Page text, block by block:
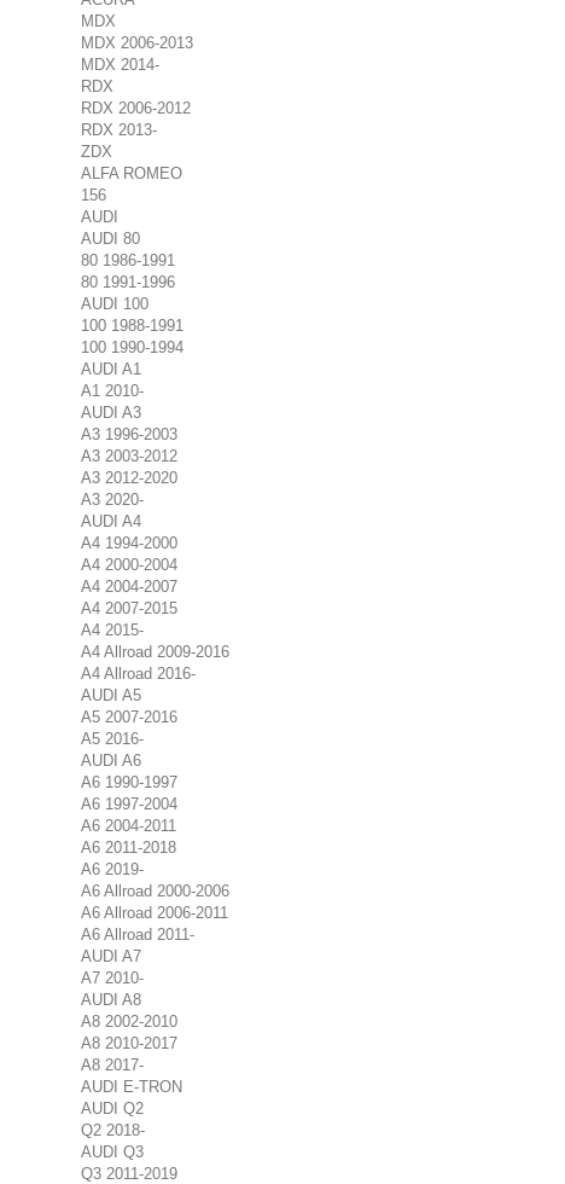
MDX
MDX 2006-2013
MDX 2014-
RDX
RDX 2006-2012
RDX 2013-
ZDX
ALFA ROMEO
156
AUDI
AUDI 80
80 1986-1991
80 1991-1996
AUDI 100
100 1988-1991
100 1990-1994
AUDI A1
A1 2010-
AUDI A3
A3 1996-2003
A3 2003-2012
A3 2012-2020
A3 2020-
AUDI A4
A4 1994-2000
A4 2000-2004
A4 2004-2007
A4 2007-2015
A4 2015-
A4 Allroad 2009-2016
A4 Allroad 2016-
AUDI A5
A5 2007-2016
A5 2016-
AUDI A6
A6 1990-1997
A6 1997-2004
A6 2004-2011
A6 2011-2018
A6 2019-
A6 Allroad 2000-2006
A6 Allroad 2006-2011
A6 Allroad 2011-
AUDI A7
A7 2010-
AUDI A8
A8 2002-2010
A8 2010-2017
A8 2017-
AUDI E-TRON
AUDI Q2
Q2 2018-
AUDI Q3
Q3 2011-2019